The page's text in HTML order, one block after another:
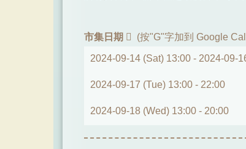
市集日期 (按"G"字加到 Google
2024-09-14 (Sat) 13:00 - 2024-09-
2024-09-17 (Tue) 13:00 - 22:00
2024-09-18 (Wed) 13:00 - 20:00